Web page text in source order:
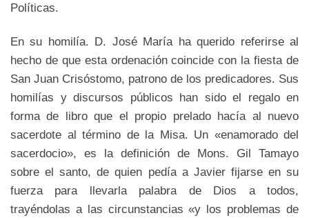
Políticas.
En su homilía. D. José María ha querido referirse al
hecho de que esta ordenación coincide con la fiesta de
San Juan Crisóstomo, patrono de los predicadores. Sus
homilías y discursos públicos han sido el regalo en
forma de libro que el propio prelado hacía al nuevo
sacerdote al término de la Misa. Un «enamorado del
sacerdocio», es la definición de Mons. Gil Tamayo
sobre el santo, de quien pedía a Javier fijarse en su
fuerza para llevarla palabra de Dios a todos,
trayéndolas a las circunstancias «y los problemas de